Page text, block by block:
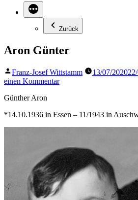
Zurück
Aron Günter
Veröffentlicht
von
Franz-Josef Wittstamm 13/07/2020
einen Kommentarzu
Günther Aron
*14.10.1936 in Essen – 11/1943 in